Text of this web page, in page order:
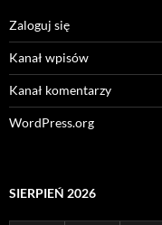
Zaloguj się
Kanał wpisów
Kanał komentarzy
WordPress.org
SIERPIEŃ 2026